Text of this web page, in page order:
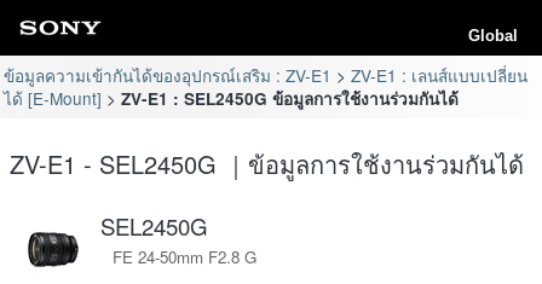
Global
ข้อมูลความเข้ากันได้ของอุปกรณ์เสริม : ZV-E1
ZV-E1 : เลนส์แบบเปลี่ยน
ได้ [E-Mount]
ZV-E1 : SEL2450G ข้อมูลการใช้งานร่วมกันได้
ZV-E1 - SEL2450G ｜ข้อมูลการใช้งานร่วมกันได้
SEL2450G
FE 24-50mm F2.8 G